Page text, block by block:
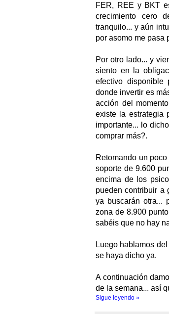
FER, REE y BKT
crecimiento cero
tranquilo... y aún
por asomo me pasa
Por otro lado... y
siento en la
efectivo disponible
donde invertir es
acción del
existe la estrategia
importante... lo
comprar más?.
Retomando un
soporte de 9.600
encima de los
pueden contribuir a
ya buscarán otra...
zona de 8.900
sabéis que no hay
Luego hablamos
se haya dicho ya.
A continuación
de la semana... así
Sigue leyendo »